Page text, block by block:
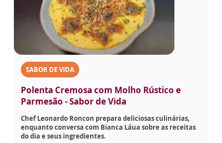
SABOR DE VIDA
Polenta Cremosa com Molho Rústico e
Parmesão - Sabor de Vida
Chef Leonardo Roncon prepara deliciosas culinárias,
enquanto conversa com Bianca Láua sobre as receitas
do dia e seus ingredientes.